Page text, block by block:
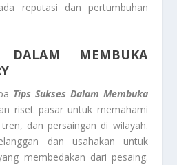
reputasi dan pertumbuhan
DALAM MEMBUKA
Tips Sukses Dalam Membuka
riset pasar untuk memahami
dan persaingan di wilayah.
dan usahakan untuk
membedakan dari pesaing.